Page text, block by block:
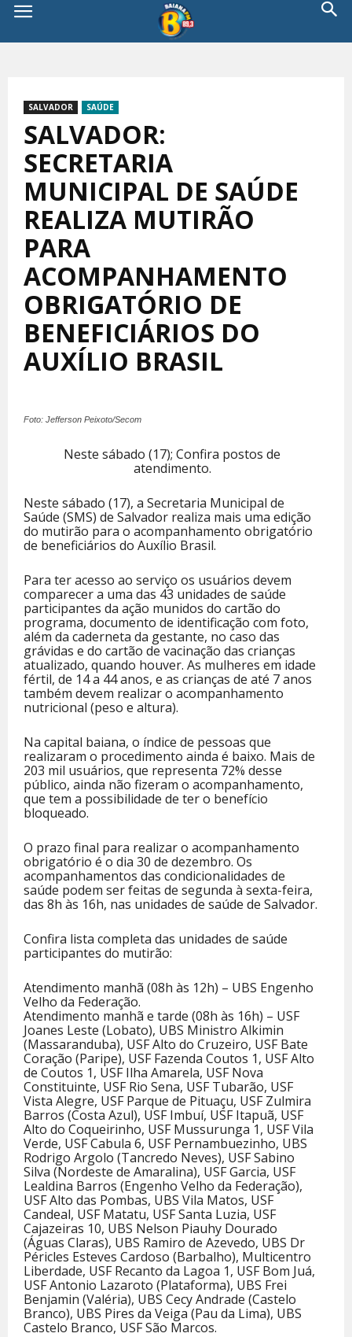
SALVADOR SAÚDE
SALVADOR:
SECRETARIA
MUNICIPAL DE SAÚDE
REALIZA MUTIRÃO
PARA
ACOMPANHAMENTO
OBRIGATÓRIO DE
BENEFICIÁRIOS DO
AUXÍLIO BRASIL
Foto: Jefferson Peixoto/Secom
Neste sábado (17); Confira postos de
atendimento.
Neste sábado (17), a Secretaria Municipal de
Saúde (SMS) de Salvador realiza mais uma edição
do mutirão para o acompanhamento obrigatório
de beneficiários do Auxílio Brasil.
Para ter acesso ao serviço os usuários devem
comparecer a uma das 43 unidades de saúde
participantes da ação munidos do cartão do
programa, documento de identificação com foto,
além da caderneta da gestante, no caso das
grávidas e do cartão de vacinação das crianças
atualizado, quando houver. As mulheres em idade
fértil, de 14 a 44 anos, e as crianças de até 7 anos
também devem realizar o acompanhamento
nutricional (peso e altura).
Na capital baiana, o índice de pessoas que
realizaram o procedimento ainda é baixo. Mais de
203 mil usuários, que representa 72% desse
público, ainda não fizeram o acompanhamento,
que tem a possibilidade de ter o benefício
bloqueado.
O prazo final para realizar o acompanhamento
obrigatório é o dia 30 de dezembro. Os
acompanhamentos das condicionalidades de
saúde podem ser feitas de segunda à sexta-feira,
das 8h às 16h, nas unidades de saúde de Salvador.
Confira lista completa das unidades de saúde
participantes do mutirão:
Atendimento manhã (08h às 12h) – UBS Engenho
Velho da Federação.
Atendimento manhã e tarde (08h às 16h) – USF
Joanes Leste (Lobato), UBS Ministro Alkimin
(Massaranduba), USF Alto do Cruzeiro, USF Bate
Coração (Paripe), USF Fazenda Coutos 1, USF Alto
de Coutos 1, USF Ilha Amarela, USF Nova
Constituinte, USF Rio Sena, USF Tubarão, USF
Vista Alegre, USF Parque de Pituaçu, USF Zulmira
Barros (Costa Azul), USF Imbuí, USF Itapuã, USF
Alto do Coqueirinho, USF Mussurunga 1, USF Vila
Verde, USF Cabula 6, USF Pernambuezinho, UBS
Rodrigo Argolo (Tancredo Neves), USF Sabino
Silva (Nordeste de Amaralina), USF Garcia, USF
Lealdina Barros (Engenho Velho da Federação),
USF Alto das Pombas, UBS Vila Matos, USF
Candeal, USF Matatu, USF Santa Luzia, USF
Cajazeiras 10, UBS Nelson Piauhy Dourado
(Águas Claras), UBS Ramiro de Azevedo, UBS Dr
Péricles Esteves Cardoso (Barbalho), Multicentro
Liberdade, USF Recanto da Lagoa 1, USF Bom Juá,
USF Antonio Lazaroto (Plataforma), UBS Frei
Benjamin (Valéria), UBS Cecy Andrade (Castelo
Branco), UBS Pires da Veiga (Pau da Lima), UBS
Castelo Branco, USF São Marcos.